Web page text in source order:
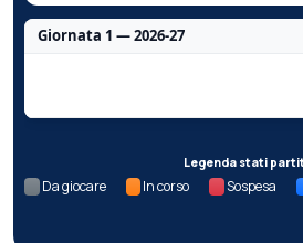
Giornata 1 — 2026-27
Legenda stati
Da giocare In corso Sospesa